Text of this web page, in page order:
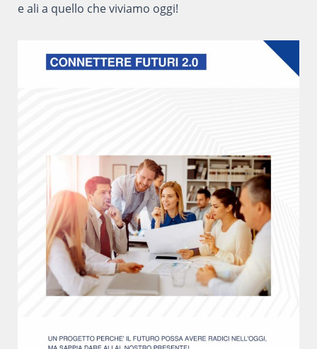
e ali a quello che viviamo oggi!